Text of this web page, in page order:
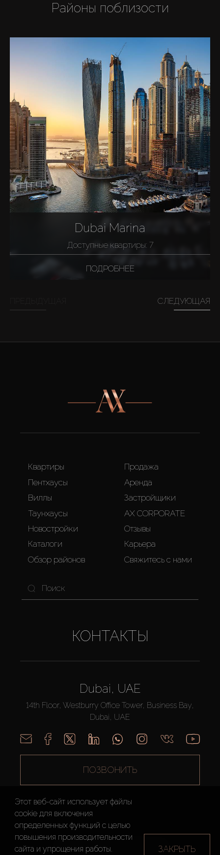
Районы поблизости
Dubai Marina
Доступные квартиры: 7
ПОДРОБНЕЕ
СЛЕДУЮЩАЯ
Квартиры
Пентхаусы
Виллы
Таунхаусы
Новостройки
Каталоги
Обзор районов
Продажа
Аренда
Застройщики
AX CORPORATE
Отзывы
Карьера
Свяжитесь с нами
КОНТАКТЫ
Dubai, UAE
14th Floor, Westburry Office Tower, Business Bay,
Dubai, UAE
ПОЗВОНИТЬ
AX CAPITAL ©2026 Все Права Защищены
Этот веб-сайт использует файлы
cookie для включения
определенных функций c целью
повышения производительности
сайта и упрощения работы.
ЗАКРЫТЬ